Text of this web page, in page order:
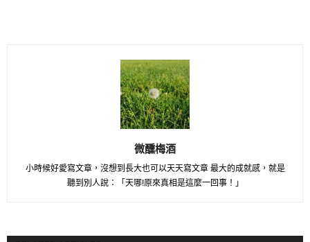
微醺梅酒
小時候好愛寫文章，沒想到長大也可以天天寫文章 最大的成就感，就是
聽到別人說：「天哪!原來真相是這麼一回事！」